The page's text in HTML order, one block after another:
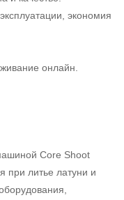
экономия
онлайн.
Core Shoot
при литье латуни и